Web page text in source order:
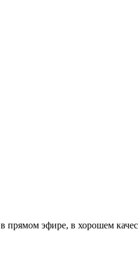
в прямом эфире, в хорошем